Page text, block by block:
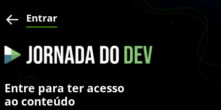
Entrar
Entre para ter acesso
ao conteúdo